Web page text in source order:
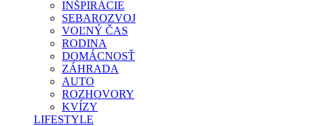
INŠPIRÁCIE
SEBAROZVOJ
VOĽNÝ ČAS
RODINA
DOMÁCNOSŤ
ZÁHRADA
AUTO
ROZHOVORY
KVÍZY
LIFESTYLE